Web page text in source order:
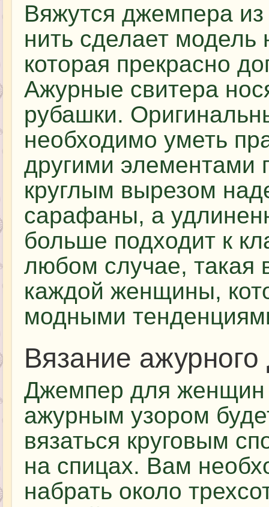
Вяжутся джемпера
нить сделает
которая прекрасно
Ажурные свитера
рубашки.
необходимо уметь
другими элементами
круглым вырезом
сарафаны, а
больше подходит к
любом случае, такая
каждой женщины,
модными
Вязание
Джемпер для женщин
ажурным узором
вязаться круговым
на спицах. Вам
набрать около